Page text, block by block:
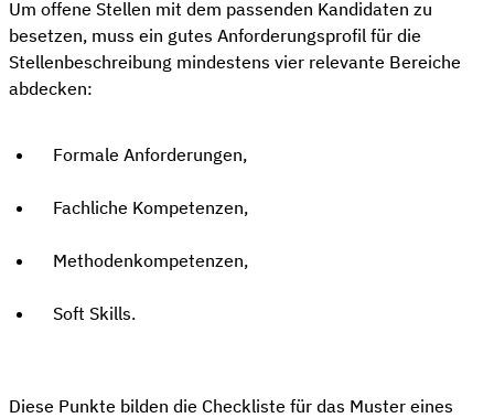
Um offene Stellen mit dem passenden Kandidaten zu
besetzen, muss ein gutes Anforderungsprofil für die
Stellenbeschreibung mindestens vier relevante Bereiche
abdecken:
Formale Anforderungen,
Fachliche Kompetenzen,
Methodenkompetenzen,
Soft Skills.
Diese Punkte bilden die Checkliste für das Muster eines